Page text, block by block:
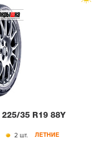
225/35 R19 88Y
2 шт. ЛЕТНИЕ